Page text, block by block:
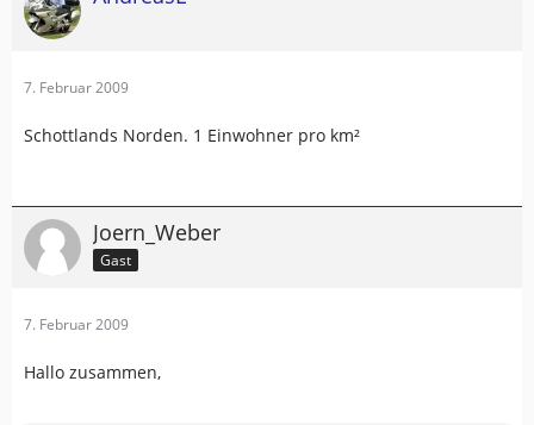
7. Februar 2009
Schottlands Norden. 1 Einwohner pro km²
Joern_Weber
Gast
7. Februar 2009
Hallo zusammen,